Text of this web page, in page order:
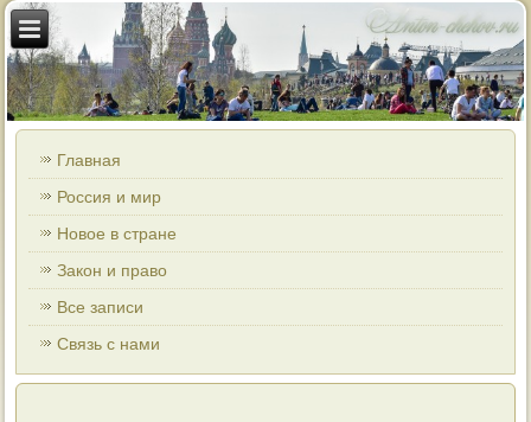
Главная
Россия и мир
Новое в стране
Закон и право
Все записи
Связь с нами